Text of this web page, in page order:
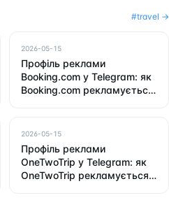
#travel →
2026-05-15
Профіль реклами
Booking.com у Telegram: як
Booking.com рекламується
2026-05-15
Профіль реклами
OneTwoTrip у Telegram: як
OneTwoTrip рекламується у